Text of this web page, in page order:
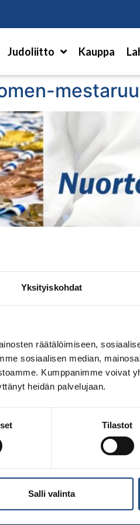
Yksityiskohdat
räätälöimiseen,
sosiaalisen median,
Kumppanimme voivat
heidän palvelujaan.
Tilastot
Salli valinta
Judoliitto Kauppa
ovat selvillä judon
lisäksi saivat judon
järjestävän judoseuran
huomioi